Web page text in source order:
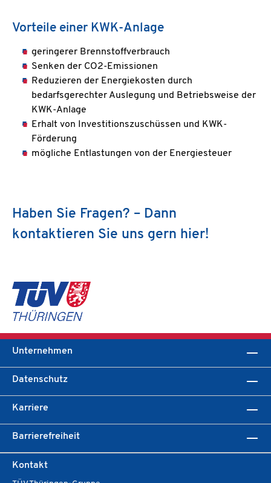
Vorteile einer KWK-Anlage
geringerer Brennstoffverbrauch
Senken der CO2-Emissionen
Reduzieren der Energiekosten durch
bedarfsgerechter Auslegung und Betriebsweise der
KWK-Anlage
Erhalt von Investitionszuschüssen und KWK-
Förderung
mögliche Entlastungen von der Energiesteuer
Haben Sie Fragen? – Dann
kontaktieren Sie uns gern hier!
Unternehmen
Datenschutz
Karriere
Barrierefreiheit
Kontakt